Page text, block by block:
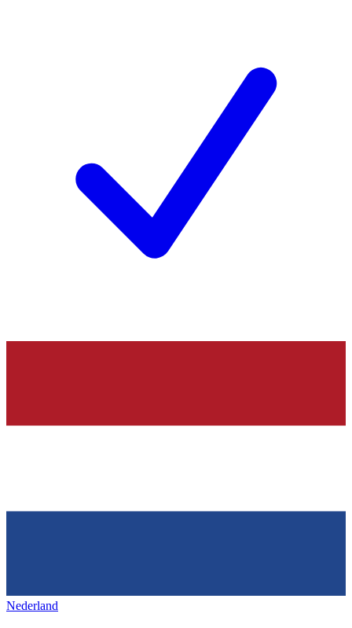
Nederland